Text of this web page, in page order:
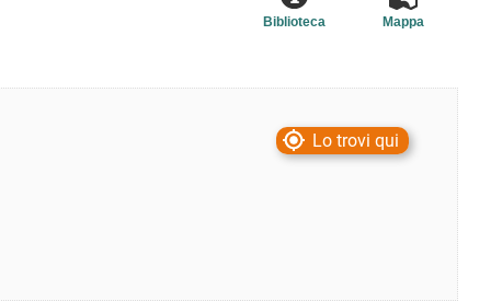
Mappa
Biblioteca
Lo trovi qui